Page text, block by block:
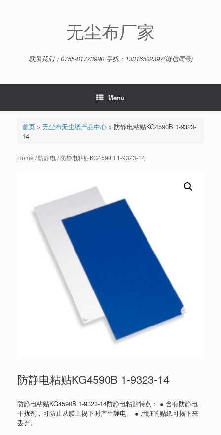
无尘布厂家
联系我们：0755-81773990 手机：13316502397(微信同号)
Menu
首页» 无尘布无尘纸产品中心» 防静电粘贴KG4590B 1-9323-
14
Home /防静电/ 防静电粘贴KG4590B 1-9323-14
防静电粘贴KG4590B 1-9323-14
防静电粘贴KG4590B 1-9323-14防静电粘贴特点： ● 含有防静电
干扰剂，可防止从膜上揭下时产生静电。 ● 用脏的贴纸可揭下来
丢弃。